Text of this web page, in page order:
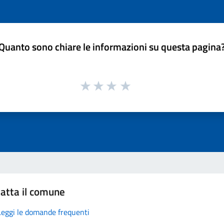
sono chiare le informazioni su questa
il comune
le domande frequenti